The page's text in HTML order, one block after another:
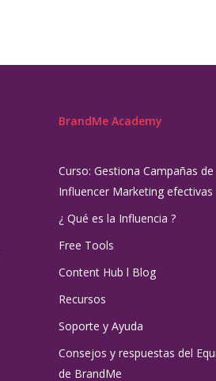
BrandMe Academy
Curso: Gestiona Campañas de
Influencer Marketing efectivas
¿ Qué es la Influencia ?
Free Tools
Content Hub l Blog
Recursos
Soporte y Ayuda
Consejos y respuestas del
de BrandMe